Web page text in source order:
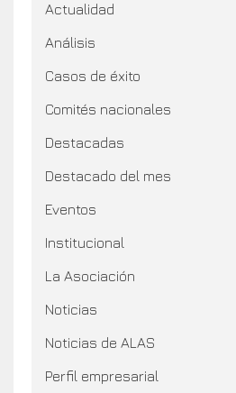
Actualidad
Análisis
Casos de éxito
Comités nacionales
Destacadas
Destacado del mes
Eventos
Institucional
La Asociación
Noticias
Noticias de ALAS
Perfil empresarial